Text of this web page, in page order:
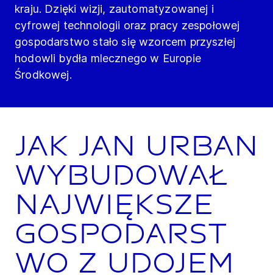
kraju. Dzięki wizji, zautomatyzowanej i
cyfrowej technologii oraz pracy zespołowej
gospodarstwo stało się wzorcem przyszłej
hodowli bydła mlecznego w Europie
Środkowej.
Jak Jan Urban
wybudował
największe
gospodarst
wo z udojem